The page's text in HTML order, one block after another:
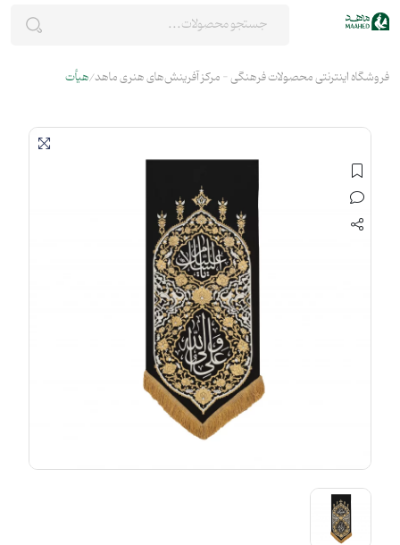
فروشگاه اینترنتی محصولات فرهنگی - مرکز آفرینش‌های هنری ماهد هیأت